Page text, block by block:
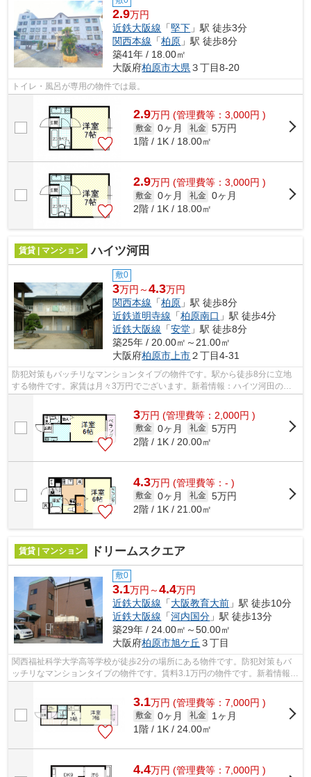
2.9万円
近鉄大阪線 「堅下 」駅 徒歩3分
関西本線 「柏原 」駅 徒歩8分
築41年 / 18.00㎡
大阪府柏原市大県 ３丁目8-20
トイレ・風呂が専用の物件では最。
2.9万円 (管理費等：3,000円 )
敷金 0ヶ月 礼金 5万円
1階 / 1K / 18.00㎡
2.9万円 (管理費等：3,000円 )
敷金 0ヶ月 礼金 0ヶ月
2階 / 1K / 18.00㎡
賃貸 | マンション ハイツ河田
敷0
3万円～4.3万円
関西本線 「柏原 」駅 徒歩8分
近鉄道明寺線 「柏原南口 」駅 徒歩4分
近鉄大阪線 「安堂 」駅 徒歩8分
築25年 / 20.00㎡～21.00㎡
大阪府柏原市上市２丁目4-31
防犯対策もバッチリなマンションタイプの物件です。駅から徒歩8分に立地
する物件です。家賃は月々3万円でございます。新着情報：ハイツ河田の空
3万円 (管理費等：2,000円 )
敷金 0ヶ月 礼金 5万円
2階 / 1K / 20.00㎡
4.3万円 (管理費等：- )
敷金 0ヶ月 礼金 5万円
2階 / 1K / 21.00㎡
賃貸 | マンション ドリームスクエア
敷0
3.1万円～4.4万円
近鉄大阪線 「大阪教育大前 」駅 徒歩10分
近鉄大阪線 「河内国分 」駅 徒歩13分
築29年 / 24.00㎡～50.00㎡
大阪府柏原市旭ケ丘 ３丁目
関西福祉科学大学高等学校が徒歩2分の場所にある物件です。防犯対策もバ
ッチリなマンションタイプの物件です。賃料3.1万円の物件です。新着情報：
3.1万円 (管理費等：7,000円 )
敷金 0ヶ月 礼金
1ヶ月
1階 / 1K / 24.00㎡
4.4万円 (管理費等：7,000円 )